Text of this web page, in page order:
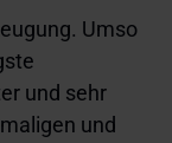
Umso
und sehr
und